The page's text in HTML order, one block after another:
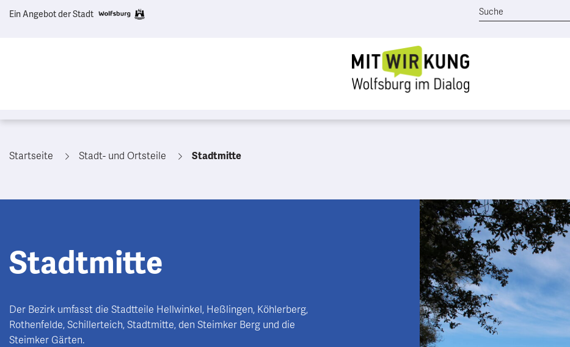
Ein Angebot der Stadt
Startseite Stadt- und Ortsteile Stadtmitte
Stadtmitte
Der Bezirk umfasst die Stadtteile Hellwinkel, Heßlingen, Köhlerberg,
Rothenfelde, Schillerteich, Stadtmitte, den Steimker Berg und die
Steimker Gärten.